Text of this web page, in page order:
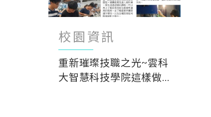
校園資訊
重新璀璨技職之光~雲科
大智慧科技學院這樣做...